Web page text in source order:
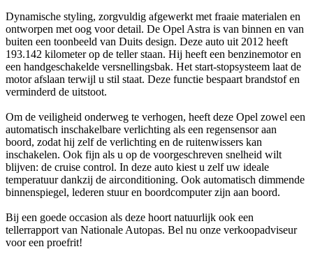
Dynamische styling, zorgvuldig afgewerkt met fraaie materialen en
ontworpen met oog voor detail. De Opel Astra is van binnen en van
buiten een toonbeeld van Duits design. Deze auto uit 2012 heeft
193.142 kilometer op de teller staan. Hij heeft een benzinemotor en
een handgeschakelde versnellingsbak. Het start-stopsysteem laat de
motor afslaan terwijl u stil staat. Deze functie bespaart brandstof en
verminderd de uitstoot.
Om de veiligheid onderweg te verhogen, heeft deze Opel zowel een
automatisch inschakelbare verlichting als een regensensor aan
boord, zodat hij zelf de verlichting en de ruitenwissers kan
inschakelen. Ook fijn als u op de voorgeschreven snelheid wilt
blijven: de cruise control. In deze auto kiest u zelf uw ideale
temperatuur dankzij de airconditioning. Ook automatisch dimmende
binnenspiegel, lederen stuur en boordcomputer zijn aan boord.
Bij een goede occasion als deze hoort natuurlijk ook een
tellerrapport van Nationale Autopas. Bel nu onze verkoopadviseur
voor een proefrit!